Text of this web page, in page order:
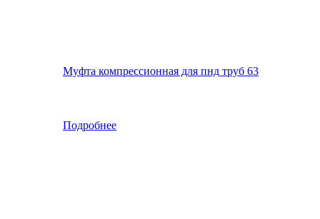
Муфта компрессионная для пнд труб 63
Подробнее